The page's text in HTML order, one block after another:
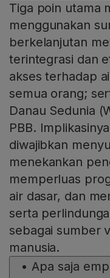
Tiga poin utama
menggunakan
berkelanjutan
terintegrasi dan
akses terhadap
semua orang;
Danau Sedunia
PBB.
diwajibkan
menekankan
memperluas
air dasar, dan
serta
sebagai sumber
manusia.
• Apa saja